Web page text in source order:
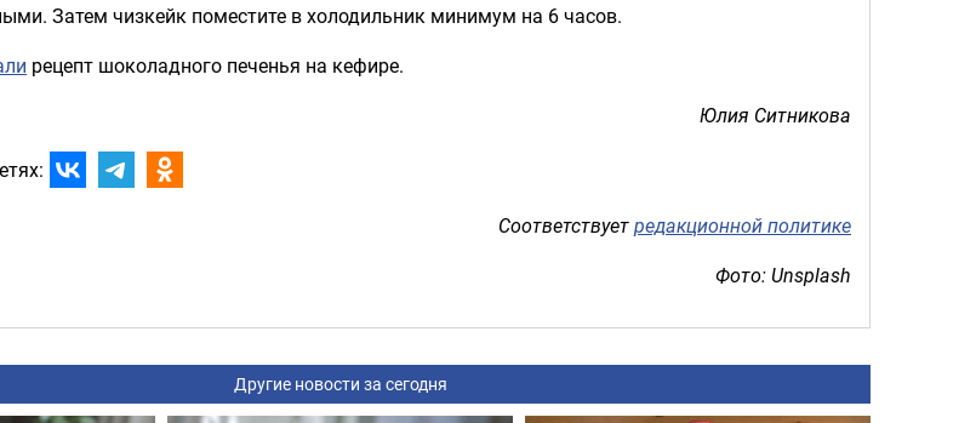
Затем чизкейк поместите в холодильник минимум на 6 часов.
рецепт шоколадного печенья на кефире.
Юлия Ситникова
Соответствуетредакционной политике
Фото: Unsplash
Другие новости за сегодня